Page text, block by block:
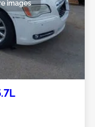
images